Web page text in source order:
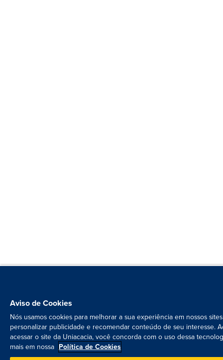
Aviso de Cookies
Nós usamos cookies para melhorar a sua experiência em nossos
personalizar publicidade e recomendar conteúdo de seu interesse.
acessar o site da Uniacacia, você concorda com o uso dessa
mais em nossa Política de Cookies